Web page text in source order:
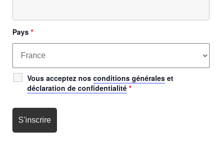
Pays *
Vous acceptez nos conditions générales et
déclaration de confidentialité *